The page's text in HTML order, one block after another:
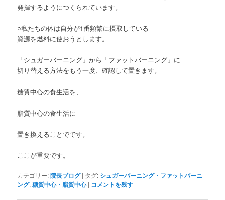
発揮するようにつくられています。
○私たちの体は自分が1番頻繁に摂取している
資源を燃料に使おうとします。
「シュガーバーニング」から「ファットバーニング」に
切り替える方法をもう一度、確認して置きます。
糖質中心の食生活を、
脂質中心の食生活に
置き換えることでです。
ここが重要です。
カテゴリー:院長ブログ | タグ: シュガーバーニング・ファットバーニ
ング,糖質中心・脂質中心 | コメントを残す